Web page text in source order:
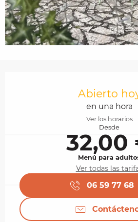
Abierto
en una hora
Ver los horarios
Desde
32,00
Menú para
Ver todas las
06 59 77 68